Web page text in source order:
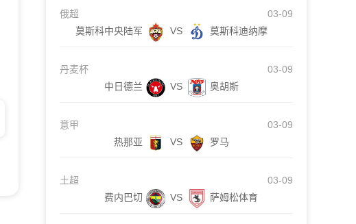
俄超
03-09
莫斯科中央陆军
VS 莫斯科迪纳摩
丹麦杯
03-09
中日德兰
VS 奥胡斯
意甲
03-09
热那亚
VS 罗马
土超
03-09
费内巴切
VS 萨姆松体育